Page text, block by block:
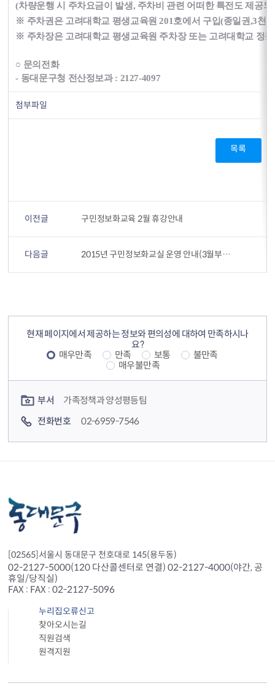
(차량운행 시 주차요금이 발생, 주차비 관련 어떠한 특전도 제공되
※ 주차권은 고려대학교 평생교육원 201호에서 구입(종일권,3천
※ 주차장은 고려대학교 평생교육원 주차장 또는 고려대학교 정
○ 문의전화
- 동대문구청 전산정보과 : 2127-4097
첨부파일
목록
이전글 구민정보화교육 2월 휴강안내
다음글 2015년 구민정보화교실 운영 안내(3월부터 시행)
현재 페이지에서 제공하는 정보와 편의성에 대하여 만족하시나
요?
매우만족
만족 보통
불만족
매우불만족
부서
가족정책과 양성평등팀
전화번호
02-6959-7546
[02565]서울시 동대문구 천호대로 145(용두동)
02-2127-5000(120 다산콜센터로 연결) 02-2127-4000(야간, 공
휴일/당직실)
FAX : FAX : 02-2127-5096
누리집오류신고
찾아오시는길
직원검색
원격지원